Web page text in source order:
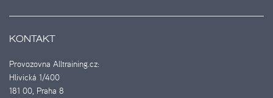
KONTAKT
Provozovna Alltraining.cz:
Hlivická 1/400
181 00, Praha 8